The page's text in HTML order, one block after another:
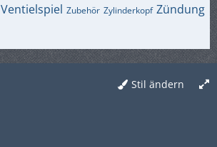
Ventielspiel Zubehör Zylinderkopf Zündung
Stil ändern